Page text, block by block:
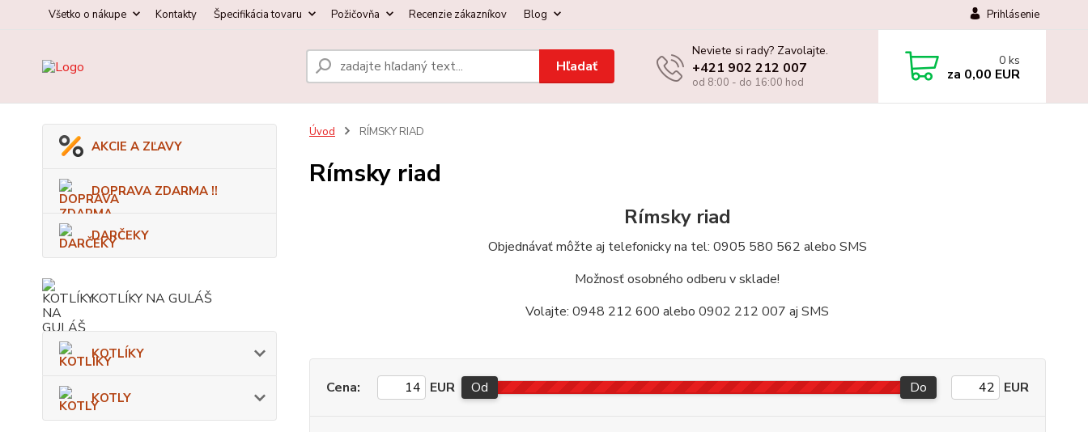
Všetko o nákupe Kontakty Špecifikácia tovaru Požičovňa Recenzie zákazníkov Blog Prihlásenie
Hľadať
Neviete si rady? Zavolajte.
+421 902 212 007
od 8:00 - do 16:00 hod
0 ks
za 0,00 EUR
AKCIE A ZĽAVY
DOPRAVA ZDARMA !!
DARČEKY
KOTLÍKY NA GULÁŠ
KOTLÍKY
KOTLY
Úvod RÍMSKY RIAD
Rímsky riad
Rímsky riad
Objednávať môžte aj telefonicky na tel: 0905 580 562 alebo SMS
Možnosť osobného odberu v sklade!
Volajte:0948 212 600 alebo 0902 212 007 aj SMS
Cena: EUR Od Do EUR